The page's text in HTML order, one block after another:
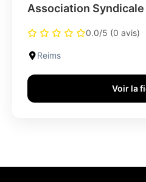
Association
0.0/5 (0 avis)
Reims
Voir la